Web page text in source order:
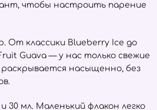
чтобы настроить парение
От классики Blueberry Ice до
Guava — у нас только свежие
насыщенно, без
30 мл. Маленький флакон легко